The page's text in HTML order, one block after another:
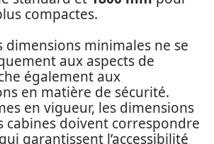
compactes.
dimensions minimales ne se
aux aspects de
également aux
en matière de sécurité.
en vigueur, les dimensions
cabines doivent correspondre
garantissent l’accessibilité